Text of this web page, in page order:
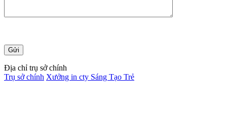
Địa chỉ trụ sở chính
Trụ sở chính Xưởng in cty Sáng Tạo Trẻ